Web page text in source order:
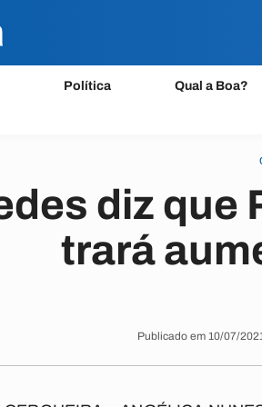
Política Qual a Boa?
diz que
trará
Publicado em 10/07/